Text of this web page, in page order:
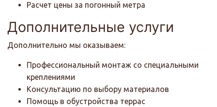
Расчет цены за погонный метра
Дополнительные услуги
Дополнительно мы оказываем:
Профессиональный монтаж со специальными
креплениями
Консультацию по выбору материалов
Помощь в обустройства террас